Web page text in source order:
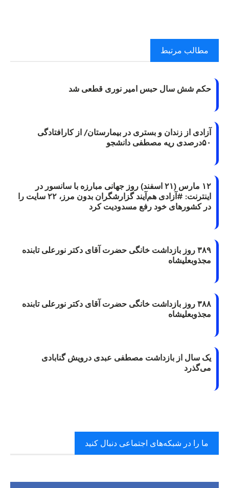
مطالب مرتبط
حکم شش سال حبس امیر نوری قطعی شد
آزادی از زندان و بستری در بیمارستان/ از کارافتادگی
۵۰درصدی ریه مصطفی دانشجو
۱۲ مارس (۲۱ اسفند) روز جهانی مبارزه با سانسور در
اینترنت: #آزادی هم‌آیند گزارشگران‌ بدون مرز، ۲۲ سایت را
در کشورهای خود رفع مسدودیت کرد
۳۸۹ روز بازداشت خانگی حضرت آقای دکتر نورعلی تابنده
مجذوبعلیشاه
۳۸۸ روز بازداشت خانگی حضرت آقای دکتر نورعلی تابنده
مجذوبعلیشاه
یک سال از بازداشت مصطفی عبدی درویش گنابادی
می‌گذرد
ما را در شبکه‌های اجتماعی دنبال کنید